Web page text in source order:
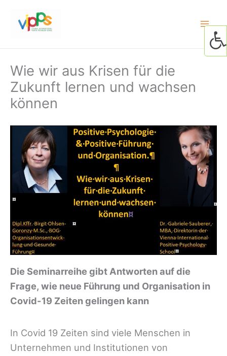
Wie wir aus Krisen für die
Zukunft lernen und wachsen
können
Die Seminarreihe gibt Antworten auf die
Frage, wie neue Führung und Organisation in
Covid-19 Zeiten gelingen kann
In Covid 19 Zeiten sind viele Menschen in
Unternehmen und Institutionen von